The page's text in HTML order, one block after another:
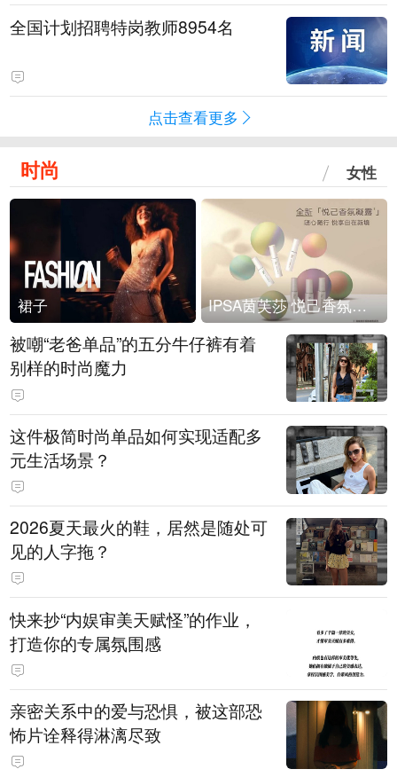
全国计划招聘特岗教师8954名
点击查看更多
时尚 女性
裙子 IPSA茵芙莎 悦己香氛凝露上市
被嘲“老爸单品”的五分牛仔裤有着
别样的时尚魔力
这件极简时尚单品如何实现适配多
元生活场景？
2026夏天最火的鞋，居然是随处可
见的人字拖？
快来抄“内娱审美天赋怪”的作业，
打造你的专属氛围感
亲密关系中的爱与恐惧，被这部恐
怖片诠释得淋漓尽致